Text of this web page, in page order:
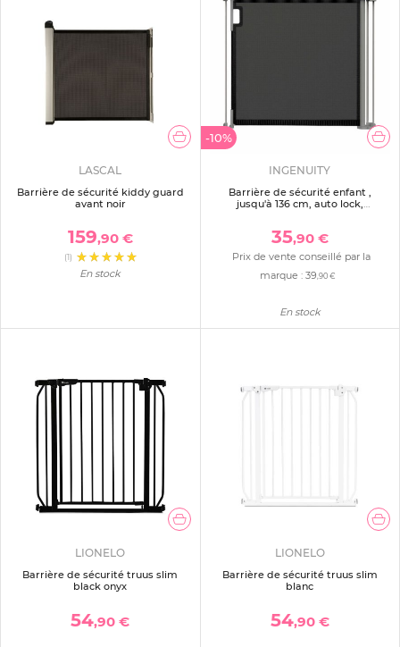
LASCAL
Barrière de sécurité kiddy guard
avant noir
159,90 €
(1)
En stock
-10%
INGENUITY
Barrière de sécurité enfant ,
jusqu'à 136 cm, auto lock,
35,90 €
Prix de vente conseillé par la
marque :39,90 €
En stock
LIONELO
Barrière de sécurité truus slim
black onyx
54,90 €
LIONELO
Barrière de sécurité truus slim
blanc
54,90 €